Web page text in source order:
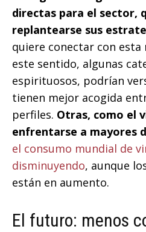
directas para el sector,
replantearse sus
quiere conectar con esta
este sentido, algunas
espirituosos, podrían
tienen mejor acogida
perfiles. Otras, como el
enfrentarse a mayores
el consumo mundial de
disminuyendo, aunque
están en aumento.
El futuro: menos